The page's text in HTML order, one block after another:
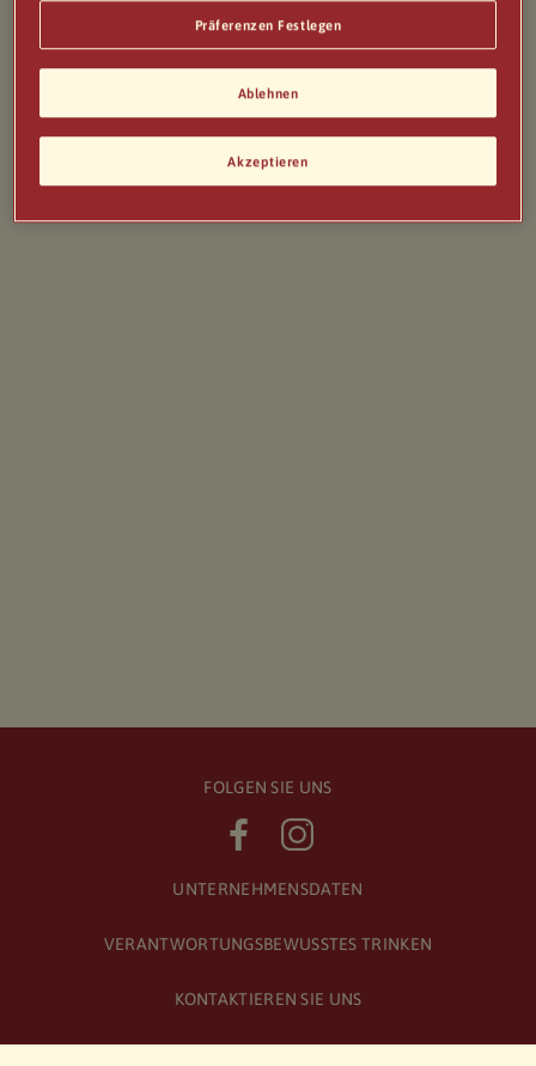
FOLGEN SIE UNS
UNTERNEHMENSDATEN
VERANTWORTUNGSBEWUSSTES TRINKEN
KONTAKTIEREN SIE UNS
Präferenzen Festlegen
Ablehnen
Akzeptieren